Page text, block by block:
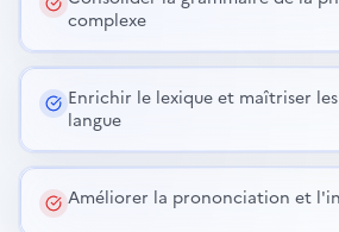
complexe
Enrichir le lexique et maîtriser
langue
Améliorer la prononciation et